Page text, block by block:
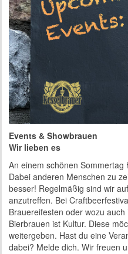
Events & Showbrauen
Wir lieben es
An einem schönen
Dabei anderen Menschen zu
besser! Regelmäßig sind wir
anzutreffen. Bei
Brauereifesten oder wozu
Bierbrauen ist Kultur. Diese
weitergeben. Hast du eine
dabei? Melde dich. Wir freuen